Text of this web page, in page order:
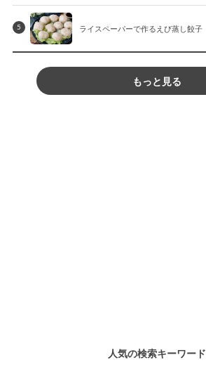
5 ライスペーパーで作るえび蒸し餃子
もっと見る
人気の検索キーワード